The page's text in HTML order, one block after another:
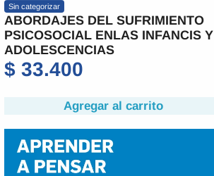
Sin categorizar
ABORDAJES DEL SUFRIMIENTO
PSICOSOCIAL ENLAS INFANCIS Y
ADOLESCENCIAS
$ 33.400
Agregar al carrito